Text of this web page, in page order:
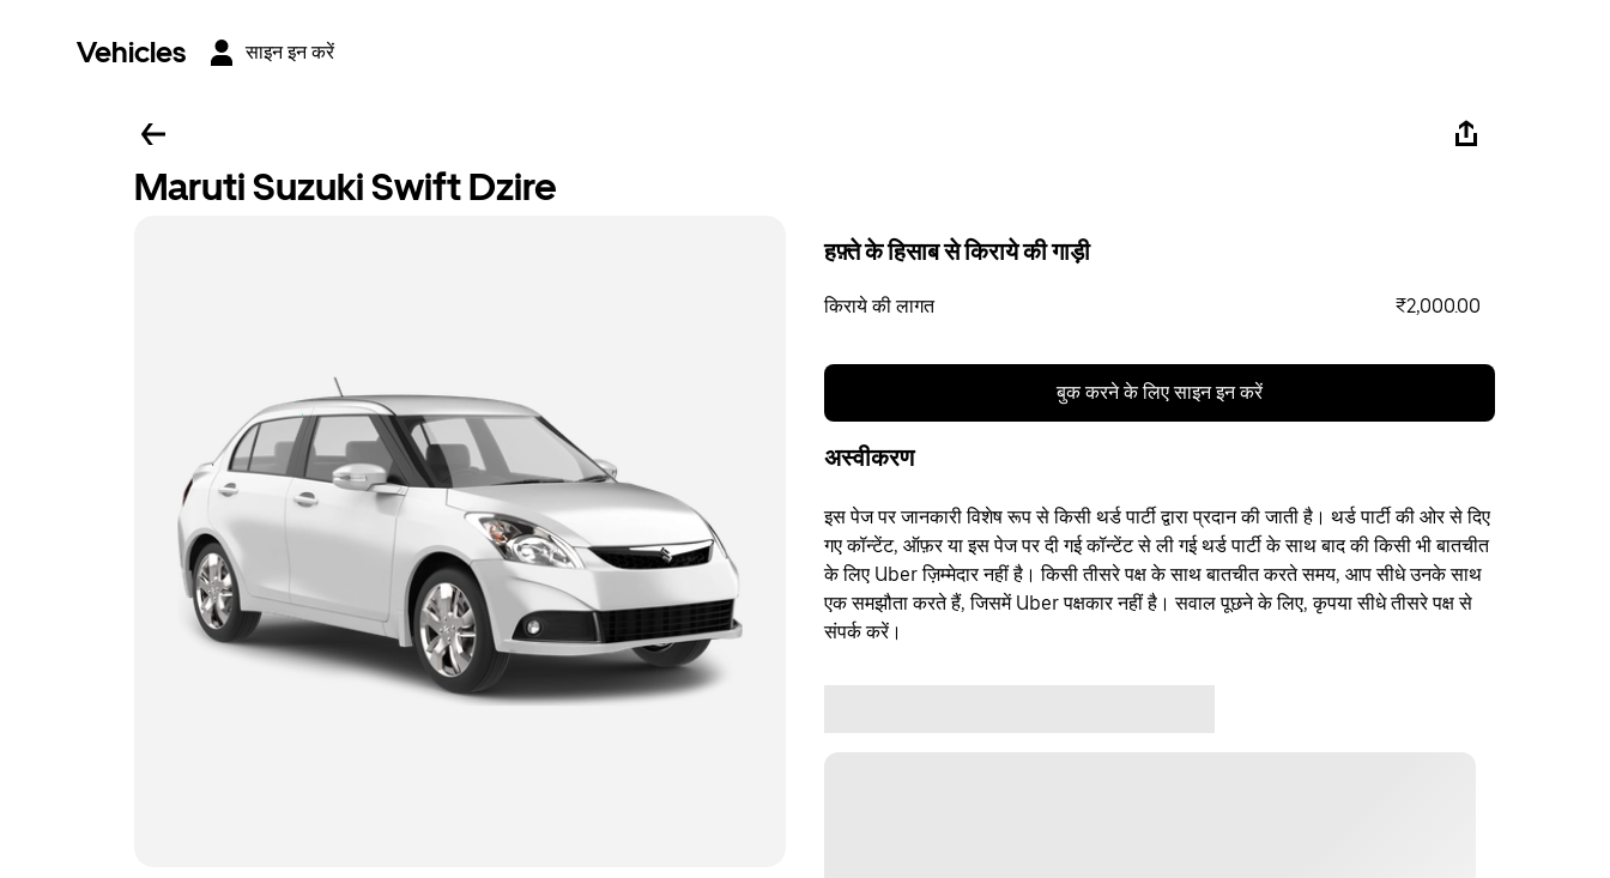
Vehicles साइन इन करें
Maruti Suzuki Swift Dzire
हफ़्ते के हिसाब से किराये की गाड़ी
किराये की लागत ₹2,000.00
बुक करने के लिए साइन इन करें
अस्वीकरण
इस पेज पर जानकारी विशेष रूप से किसी थर्ड पार्टी द्वारा प्रदान की जाती है। थर्ड पार्टी की ओर से दिए
गए कॉन्टेंट, ऑफ़र या इस पेज पर दी गई कॉन्टेंट से ली गई थर्ड पार्टी के साथ बाद की किसी भी बातचीत
के लिए Uber ज़िम्मेदार नहीं है। किसी तीसरे पक्ष के साथ बातचीत करते समय, आप सीधे उनके साथ
एक समझौता करते हैं, जिसमें Uber पक्षकार नहीं है। सवाल पूछने के लिए, कृपया सीधे तीसरे पक्ष से
संपर्क करें।